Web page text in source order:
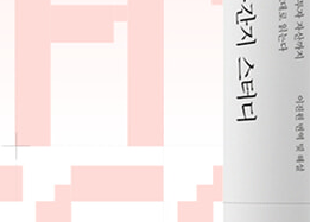
not the only rm cashing in on the AI
서 엔비디아만 수익을 창출하는 건
yields imperil America’s nancial
안정성 위협하는 높은 채권 금리
the missing ingredient of the energy
의 숨은 열쇠, 구리
are oto a bad start. Will things